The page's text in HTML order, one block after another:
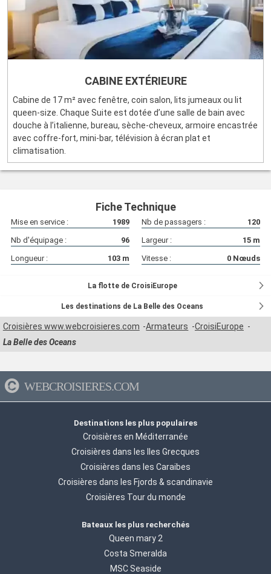
CABINE EXTÉRIEURE
Cabine de 17 m² avec fenêtre, coin salon, lits jumeaux ou lit
queen-size. Chaque Suite est dotée d’une salle de bain avec
douche à l’italienne, bureau, sèche-cheveux, armoire encastrée
avec coffre-fort, mini-bar, télévision à écran plat et
climatisation.
Fiche Technique
Mise en service : 1989 Nb de passagers :
120
Nb d'équipage :
96 Largeur : 15 m
Longueur :
103 m Vitesse : 0 Nœuds
La flotte de CroisiEurope
Les destinations de La Belle des Oceans
Croisières www.webcroisieres.com Armateurs
CroisiEurope
La Belle des Oceans
WEBCROISIERES.COM
Destinations les plus populaires
Croisières en Méditerranée
Croisières dans les Iles Grecques
Croisières dans les Caraibes
Croisières dans les Fjords & scandinavie
Croisières Tour du monde
Bateaux les plus recherchés
Queen mary 2
Costa Smeralda
MSC Seaside